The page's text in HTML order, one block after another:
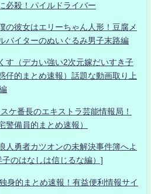
必殺！パイルドライバー
彼女はエリーちゃん人形！豆腐メ
バイターのぬいぐるみ男子末路編
す（デカい強い2次元嫁だいすき子
仔的まとめ速報）話題な動画取り上
ケ番長のエキストラ芸能情報局！
警備員的まとめ速報）
人勇者カツオンの未解決事件簿へよ
のはなしは信じるな編）]
的まとめ速報！有益便利情報サイ